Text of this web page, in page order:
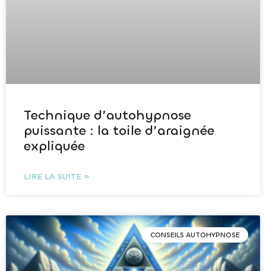
Technique d’autohypnose
puissante : la toile d’araignée
expliquée
LIRE LA SUITE »
CONSEILS AUTOHYPNOSE